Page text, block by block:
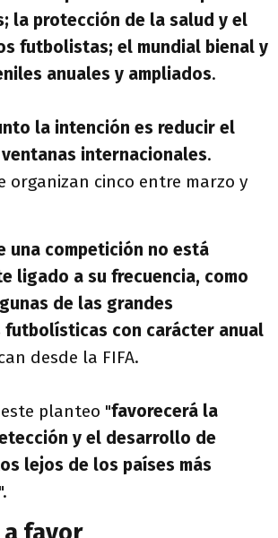
la protección de la salud y el
futbolistas; el mundial bienal y
anuales y ampliados.
la intención es reducir el
internacionales.
organizan cinco entre marzo y
una competición no está
ligado a su frecuencia, como
de las grandes
futbolísticas con carácter anual
desde la FIFA.
planteo "favorecerá la
y el desarrollo de
lejos de los países más
".